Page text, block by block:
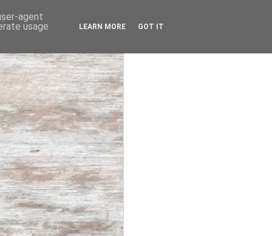
agent
usage
LEARN MORE GOT IT